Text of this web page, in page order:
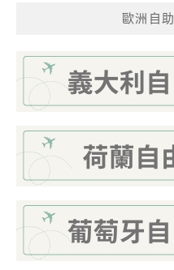
歐洲自